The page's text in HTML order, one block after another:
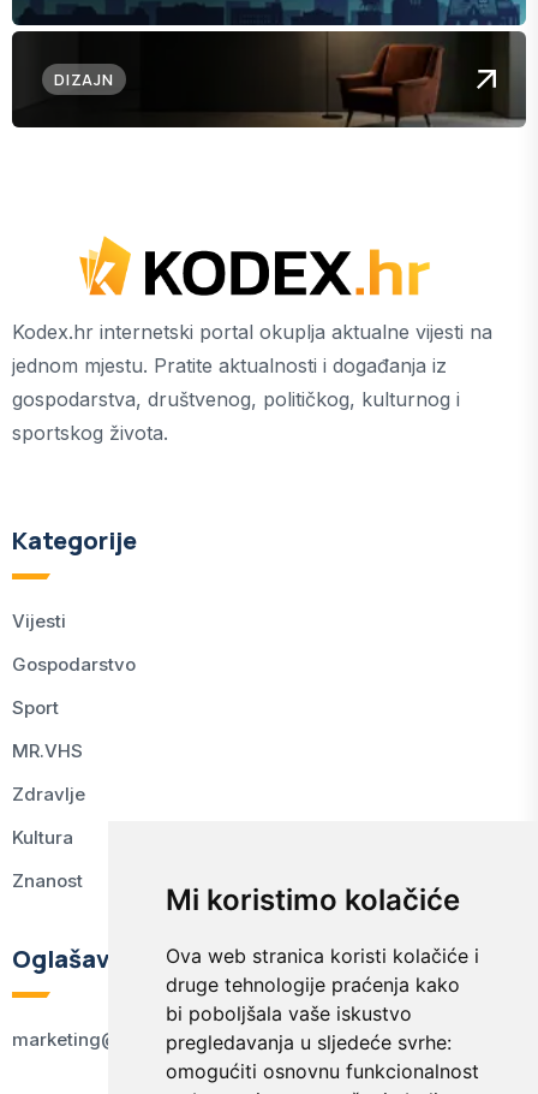
Mi koristimo kolačiće
Ova web stranica koristi kolačiće i
druge tehnologije praćenja kako
bi poboljšala vaše iskustvo
pregledavanja u sljedeće svrhe:
omogućiti osnovnu funkcionalnost
DIZAJN
Kodex.hr internetski portal okuplja aktualne vijesti na
jednom mjestu. Pratite aktualnosti i događanja iz
gospodarstva, društvenog, političkog, kulturnog i
sportskog života.
Kategorije
Vijesti
Gospodarstvo
Sport
MR.VHS
Zdravlje
Kultura
Znanost
Oglašavanje
marketing@kodex.hr